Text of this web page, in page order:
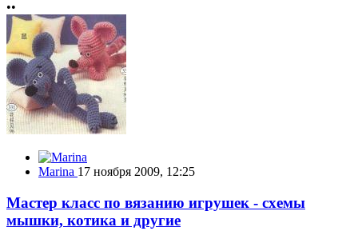
••
Marina 17 ноября 2009, 12:25
Мастер класс по вязанию игрушек - схемы
мышки, котика и другие